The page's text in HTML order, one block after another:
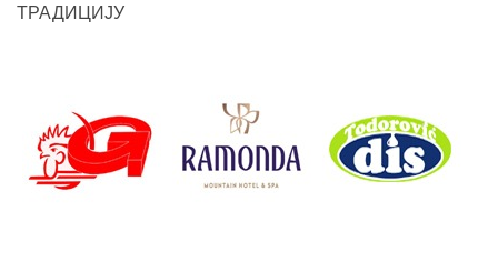
ТРАДИЦИЈУ